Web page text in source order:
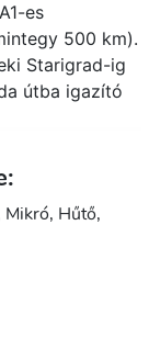
es
500 km).
Starigrad-ig
útba igazító
Mikró, Hűtő,